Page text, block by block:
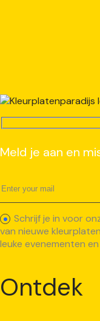
Meld je aan en
Schrijf je in voor
van nieuwe
leuke evenementen
Ontdek